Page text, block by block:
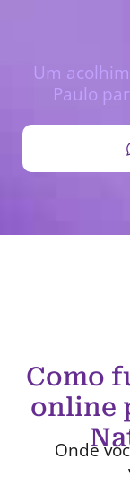
Um
Paulo
Como
online
Onde